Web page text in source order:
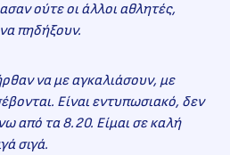
ούτε οι άλλοι αθλητές,
πηδήξουν.
να με αγκαλιάσουν, με
Είναι εντυπωσιακό, δεν
από τα 8.20. Είμαι σε καλή
σιγά.